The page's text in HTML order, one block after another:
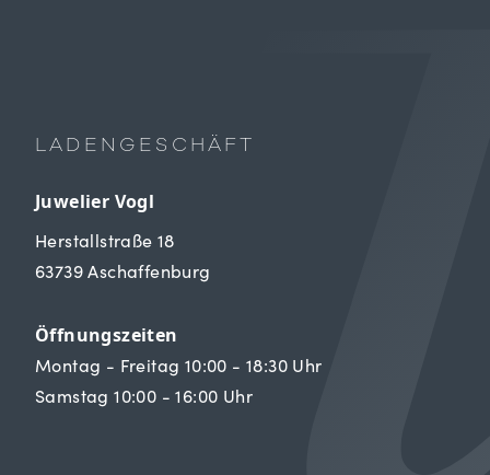
LADENGESCHÄFT
Juwelier Vogl
Herstallstraße 18
63739 Aschaffenburg
Öffnungszeiten
Montag - Freitag 10:00 - 18:30 Uhr
Samstag 10:00 - 16:00 Uhr